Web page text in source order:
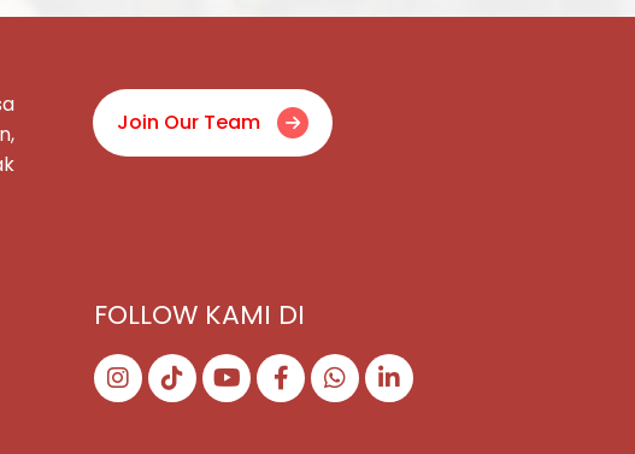
Join Our Team
FOLLOW KAMI DI